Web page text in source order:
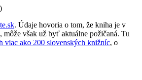
. Údaje hovoria o tom, že kniha je v
môže však už byť aktuálne požičaná. Tu
viac ako 200 slovenských knižníc, o